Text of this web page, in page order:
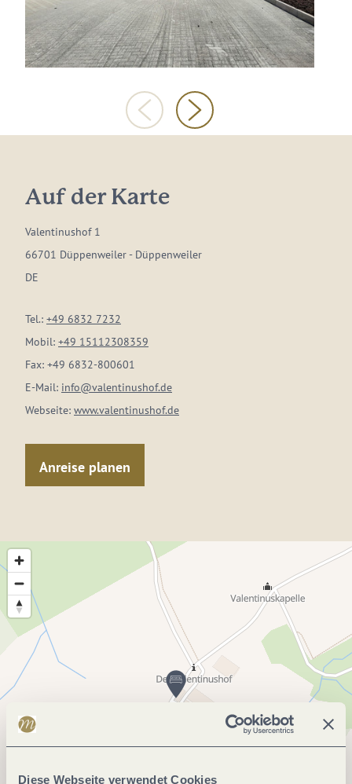
Diese Webseite verwendet Cookies
Auf der Karte
Valentinushof 1
66701 Düppenweiler - Düppenweiler
DE
Tel.: +49 6832 7232
Mobil: +49 15112308359
Fax: +49 6832-800601
E-Mail: info@valentinushof.de
Webseite: www.valentinushof.de
Anreise planen